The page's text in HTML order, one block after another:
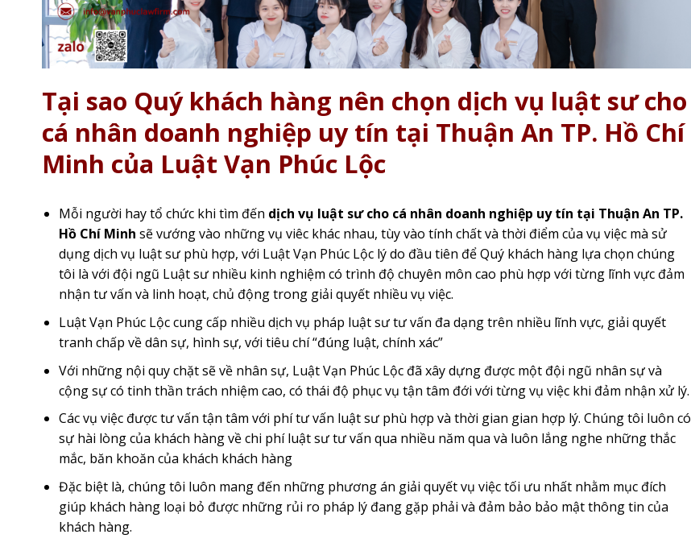
Tại sao Quý khách hàng nên chọn dịch vụ luật sư cho
cá nhân doanh nghiệp uy tín tại Thuận An TP. Hồ Chí
Minh của Luật Vạn Phúc Lộc
Mỗi người hay tổ chức khi tìm đến dịch vụ luật sư cho cá nhân doanh nghiệp uy tín tại Thuận An TP.
Hồ Chí Minh sẽ vướng vào những vụ viêc khác nhau, tùy vào tính chất và thời điểm của vụ việc mà sử
dụng dịch vụ luật sư phù hợp, với Luật Vạn Phúc Lộc lý do đầu tiên để Quý khách hàng lựa chọn chúng
tôi là với đội ngũ Luật sư nhiều kinh nghiệm có trình độ chuyên môn cao phù hợp với từng lĩnh vực đảm
nhận tư vấn và linh hoạt, chủ động trong giải quyết nhiều vụ việc.
Luật Vạn Phúc Lộc cung cấp nhiều dịch vụ pháp luật sư tư vấn đa dạng trên nhiều lĩnh vực, giải quyết
tranh chấp về dân sự, hình sự, với tiêu chí “đúng luật, chính xác”
Với những nội quy chặt sẽ về nhân sự, Luật Vạn Phúc Lộc đã xây dựng được một đội ngũ nhân sự và
cộng sự có tinh thần trách nhiệm cao, có thái độ phục vụ tận tâm đới với từng vụ việc khi đảm nhận xử lý.
Các vụ việc được tư vấn tận tâm với phí tư vấn luật sư phù hợp và thời gian gian hợp lý. Chúng tôi luôn có
sự hài lòng của khách hàng về chi phí luật sư tư vấn qua nhiều năm qua và luôn lắng nghe những thắc
mắc, băn khoăn của khách khách hàng
Đặc biệt là, chúng tôi luôn mang đến những phương án giải quyết vụ việc tối ưu nhất nhằm mục đích
giúp khách hàng loại bỏ được những rủi ro pháp lý đang gặp phải và đảm bảo bảo mật thông tin của
khách hàng.